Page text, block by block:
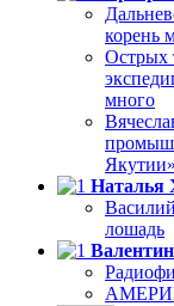
корень
Острых
много
Якутии»
Наталья
лошадь